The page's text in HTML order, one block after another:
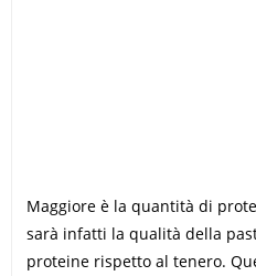
Maggiore è la quantità di
sarà infatti la qualità della
proteine rispetto al tenero.